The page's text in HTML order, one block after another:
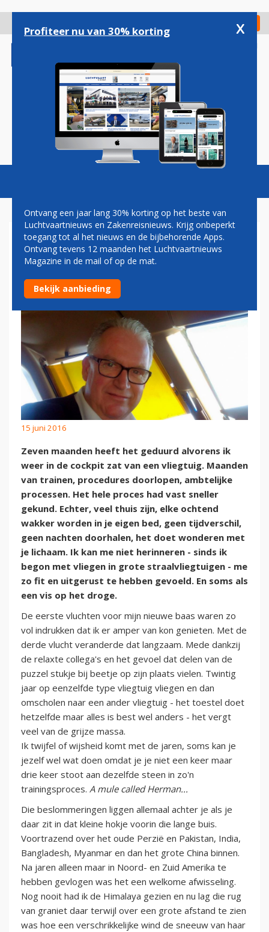
gaan
Check in
Magazine Podcasts Vacatures
HERMAN MATEBOER: TAKE
OFF!!
15 juni 2016
Zeven maanden heeft het geduurd alvorens ik
weer in de cockpit zat van een vliegtuig. Maanden
van trainen, procedures doorlopen, ambtelijke
processen. Het hele proces had vast sneller
gekund. Echter, veel thuis zijn, elke ochtend
wakker worden in je eigen bed, geen tijdverschil,
geen nachten doorhalen, het doet wonderen met
je lichaam. Ik kan me niet herinneren - sinds ik
begon met vliegen in grote straalvliegtuigen - me
zo fit en uitgerust te hebben gevoeld. En soms als
een vis op het droge.
De eerste vluchten voor mijn nieuwe baas waren zo
vol indrukken dat ik er amper van kon genieten. Met de
derde vlucht veranderde dat langzaam. Mede dankzij
de relaxte collega's en het gevoel dat delen van de
puzzel stukje bij beetje op zijn plaats vielen. Twintig
jaar op eenzelfde type vliegtuig vliegen en dan
omscholen naar een ander vliegtuig - het toestel doet
hetzelfde maar alles is best wel anders - het vergt
veel van de grijze massa.
Ik twijfel of wijsheid komt met de jaren, soms kan je
jezelf wel wat doen omdat je je niet een keer maar
drie keer stoot aan dezelfde steen in zo'n
trainingsproces. A mule called Herman...
Die beslommeringen liggen allemaal achter je als je
daar zit in dat kleine hokje voorin die lange buis.
Voortrazend over het oude Perzië en Pakistan, India,
Bangladesh, Myanmar en dan het grote China binnen.
Na jaren alleen maar in Noord- en Zuid Amerika te
hebben gevlogen was het een welkome afwisseling.
Nog nooit had ik de Himalaya gezien en nu lag die rug
van graniet daar terwijl over een grote afstand te zien
was hoe een verschrikkelijke wind de sneeuw van haar
Profiteer nu van 30% korting x
Ontvang een jaar lang 30% korting op het beste van
Luchtvaartnieuws en Zakenreisnieuws. Krijg onbeperkt
toegang tot al het nieuws en de bijbehorende Apps.
Ontvang tevens 12 maanden het Luchtvaartnieuws
Magazine in de mail of op de mat.
Bekijk aanbieding